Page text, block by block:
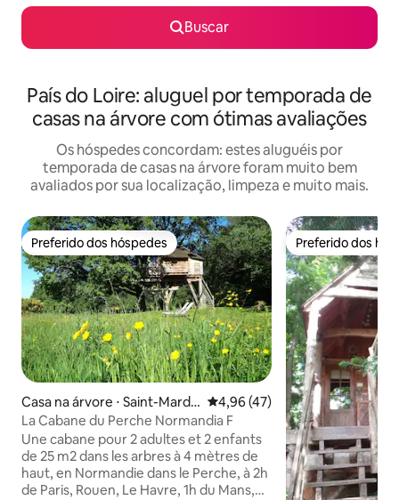
Buscar
País do Loire: aluguel por temporada de
casas na árvore com ótimas avaliações
Os hóspedes concordam: estes aluguéis por
temporada de casas na árvore foram muito bem
avaliados por sua localização, limpeza e muito mais.
Preferido dos hóspedes
Preferido dos hóspedes
Casa na árvore ⋅ Saint-Mard-
de-Réno
4,96 de uma avaliação média
4,96 (47)
La Cabane du Perche Normandia F
Une cabane pour 2 adultes et 2 enfants
de 25 m2 dans les arbres à 4 mètres de
haut, en Normandie dans le Perche, à 2h
de Paris, Rouen, Le Havre, 1h du Mans,
Preferido dos
Preferido dos